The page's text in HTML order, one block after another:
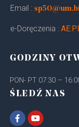
Email :
e-Doręczenia :
GODZINY
PON- PT 07:30 –
ŚLEDŹ NAS